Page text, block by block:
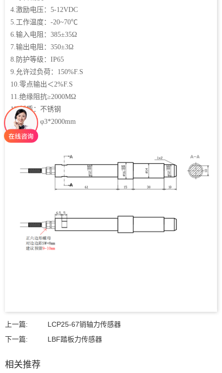
4.激励电压：5-12VDC
5.工作温度：-20~70℃
6.输入电阻：385±35Ω
7.输出电阻：350±3Ω
8.防护等级：IP65
9.允许过负荷：150%F.S
10.零点输出＜2%F.S
11.绝缘阻抗≥2000MΩ
12.材质：不锈钢
13.线缆：φ3*2000mm
上一篇:
LCP25-67销轴力传感器
下一篇:
LBF踏板力传感器
相关推荐